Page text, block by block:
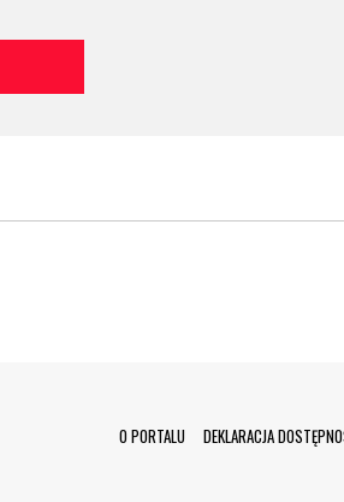
Menu Footer
O PORTALU DEKLARACJA